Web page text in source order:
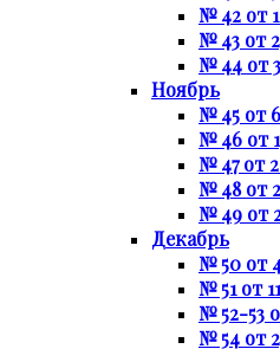
№ 42 от
№ 43 от
№ 44 от
Ноябрь
№ 45 от
№ 46 от
№ 47 от
№ 48 от
№ 49 от
Декабрь
№ 50 от
№ 51 от
№ 52-53
№ 54 от